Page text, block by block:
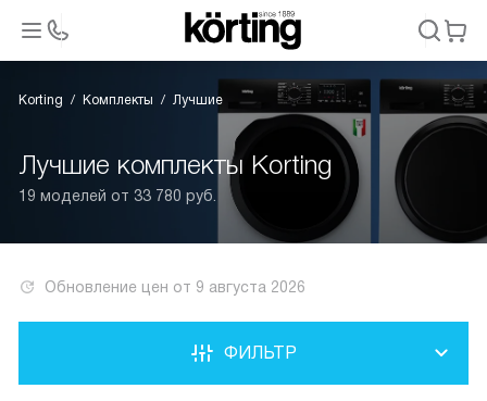
Korting Комплекты Лучшие
Лучшие комплекты Korting
19 моделей от 33 780 руб.
Обновление цен от 9 августа 2026
ФИЛЬТР